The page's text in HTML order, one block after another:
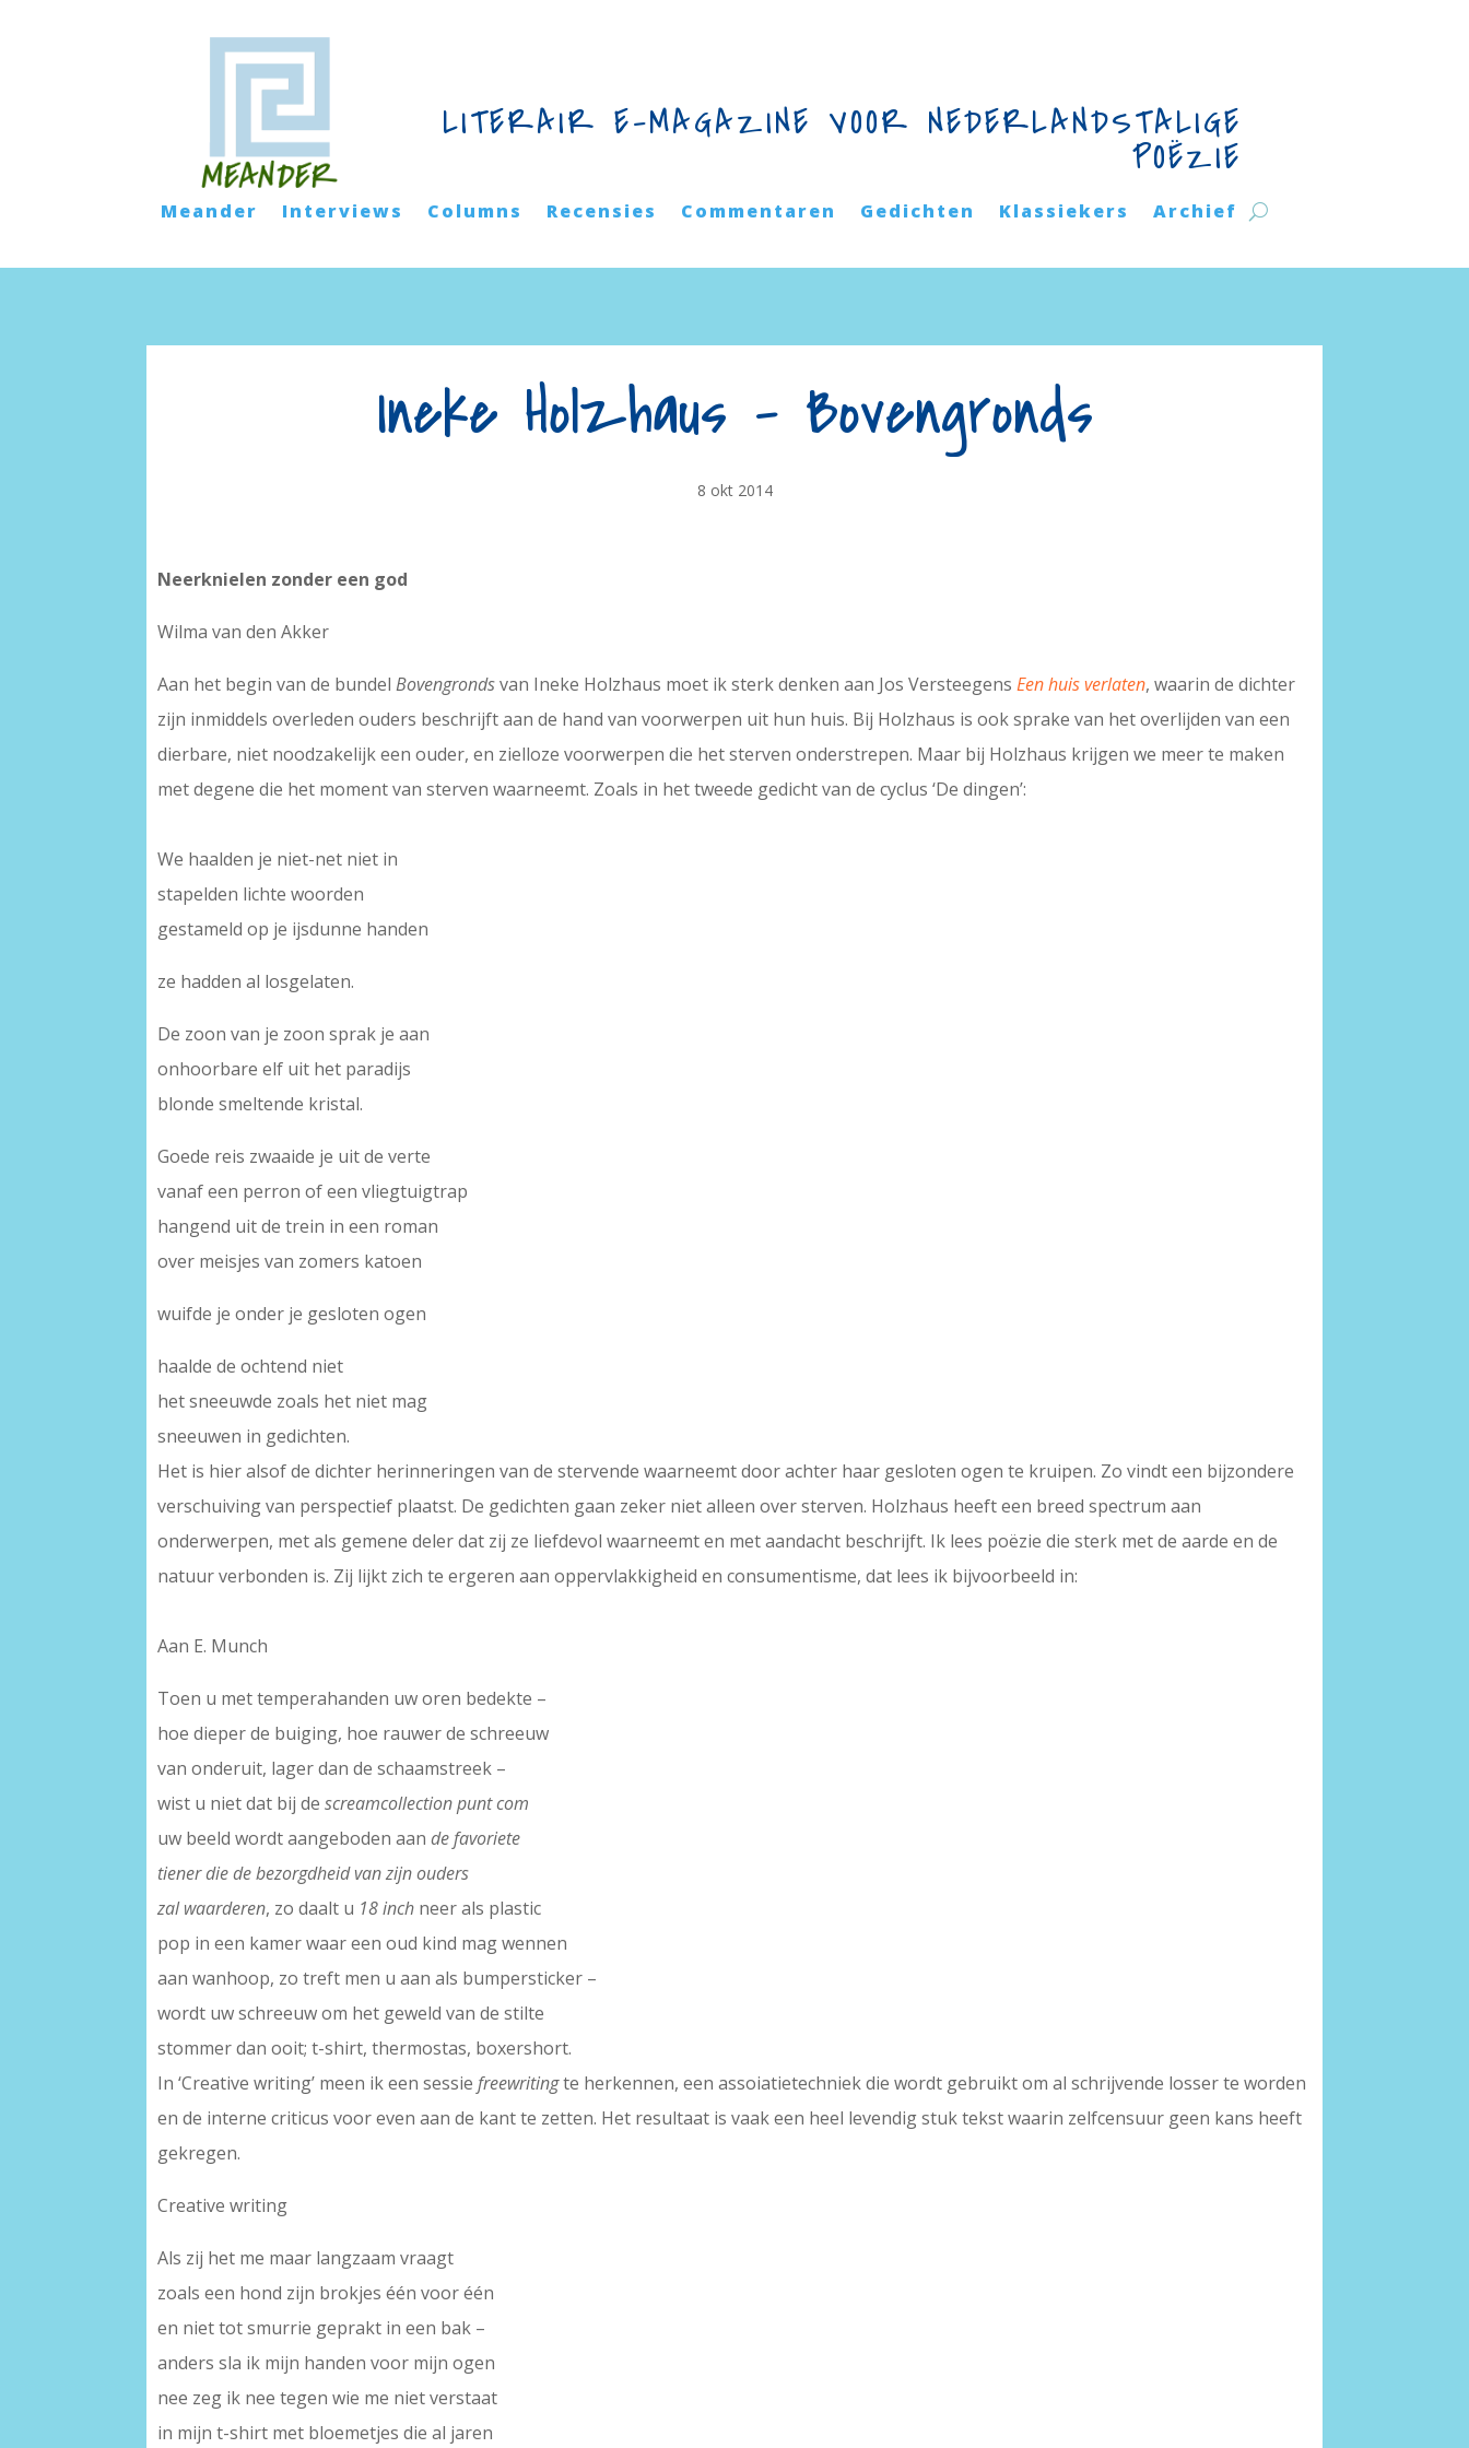
LITERAIR E-MAGAZINE VOOR NEDERLANDSTALIGE
POËZIE
Meander Interviews Columns Recensies Commentaren Gedichten Klassiekers Archief
Ineke Holzhaus – Bovengronds
8 okt 2014
Neerknielen zonder een god
Wilma van den Akker
Aan het begin van de bundelBovengrondsvan Ineke Holzhaus moet ik sterk denken aan Jos VersteegensEen huis verlaten, waarin de dichter
zijn inmiddels overleden ouders beschrijft aan de hand van voorwerpen uit hun huis. Bij Holzhaus is ook sprake van het overlijden van een
dierbare, niet noodzakelijk een ouder, en zielloze voorwerpen die het sterven onderstrepen. Maar bij Holzhaus krijgen we meer te maken
met degene die het moment van sterven waarneemt. Zoals in het tweede gedicht van de cyclus ‘De dingen’:
We haalden je niet-net niet in
stapelden lichte woorden
gestameld op je ijsdunne handen
ze hadden al losgelaten.
De zoon van je zoon sprak je aan
onhoorbare elf uit het paradijs
blonde smeltende kristal.
Goede reis zwaaide je uit de verte
vanaf een perron of een vliegtuigtrap
hangend uit de trein in een roman
over meisjes van zomers katoen
wuifde je onder je gesloten ogen
haalde de ochtend niet
het sneeuwde zoals het niet mag
sneeuwen in gedichten.
Het is hier alsof de dichter herinneringen van de stervende waarneemt door achter haar gesloten ogen te kruipen. Zo vindt een bijzondere
verschuiving van perspectief plaatst. De gedichten gaan zeker niet alleen over sterven. Holzhaus heeft een breed spectrum aan
onderwerpen, met als gemene deler dat zij ze liefdevol waarneemt en met aandacht beschrijft. Ik lees poëzie die sterk met de aarde en de
natuur verbonden is. Zij lijkt zich te ergeren aan oppervlakkigheid en consumentisme, dat lees ik bijvoorbeeld in:
Aan E. Munch
Toen u met temperahanden uw oren bedekte –
hoe dieper de buiging, hoe rauwer de schreeuw
van onderuit, lager dan de schaamstreek –
wist u niet dat bij descreamcollection punt com
uw beeld wordt aangeboden aande favoriete
tiener die de bezorgdheid van zijn ouders
zal waarderen, zo daalt u 18 inch neer als plastic
pop in een kamer waar een oud kind mag wennen
aan wanhoop, zo treft men u aan als bumpersticker –
wordt uw schreeuw om het geweld van de stilte
stommer dan ooit; t-shirt, thermostas, boxershort.
In ‘Creative writing’ meen ik een sessiefreewritingte herkennen, een assoiatietechniek die wordt gebruikt om al schrijvende losser te worden
en de interne criticus voor even aan de kant te zetten. Het resultaat is vaak een heel levendig stuk tekst waarin zelfcensuur geen kans heeft
gekregen.
Creative writing
Als zij het me maar langzaam vraagt
zoals een hond zijn brokjes één voor één
en niet tot smurrie geprakt in een bak –
anders sla ik mijn handen voor mijn ogen
nee zeg ik nee tegen wie me niet verstaat
in mijn t-shirt met bloemetjes die al jaren